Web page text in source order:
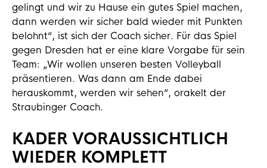
gelingt und wir zu Hause ein gutes Spiel machen,
dann werden wir sicher bald wieder mit Punkten
belohnt“, ist sich der Coach sicher. Für das Spiel
gegen Dresden hat er eine klare Vorgabe für sein
Team: „Wir wollen unseren besten Volleyball
präsentieren. Was dann am Ende dabei
herauskommt, werden wir sehen“, orakelt der
Straubinger Coach.
KADER VORAUSSICHTLICH
WIEDER KOMPLETT